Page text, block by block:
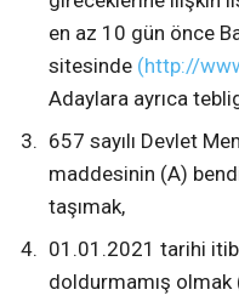
en az 10 gün önce
sitesinde (http://
Adaylara ayrıca
657 sayılı Devlet
maddesinin (A)
taşımak,
01.01.2021 tarihi
doldurmamış